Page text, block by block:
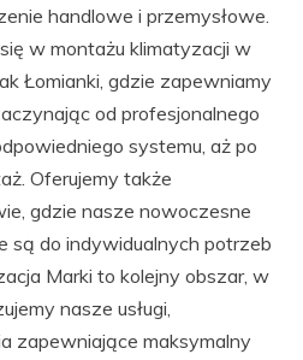
handlowe i przemysłowe.
w montażu klimatyzacji w
Łomianki, gdzie zapewniamy
od profesjonalnego
systemu, aż po
Oferujemy także
gdzie nasze nowoczesne
są do indywidualnych potrzeb
Marki to kolejny obszar, w
nasze usługi,
zapewniające maksymalny